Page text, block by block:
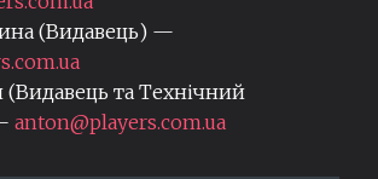
(Видавець) —
та Технічний
anton@players.com.ua